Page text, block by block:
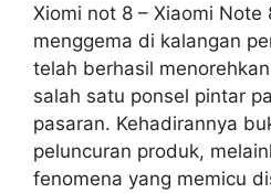
Xiomi not 8 – Xiaomi Note
menggema di kalangan
telah berhasil
salah satu ponsel pintar
pasaran. Kehadirannya
peluncuran produk,
fenomena yang memicu